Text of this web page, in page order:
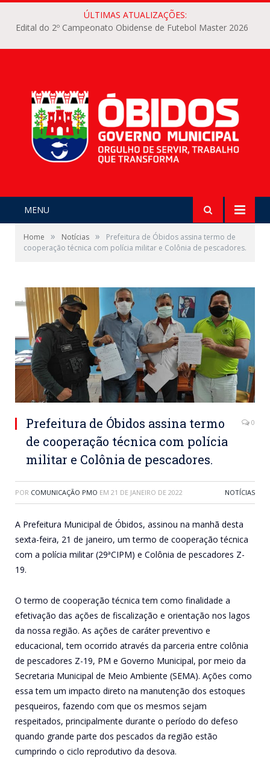
ÚLTIMAS ATUALIZAÇÕES:
Edital do 2º Campeonato Obidense de Futebol Master 2026
MENU
Home » Notícias »
Prefeitura de Óbidos assina termo de
cooperação técnica com polícia militar e Colônia de pescadores.
Prefeitura de Óbidos assina termo
de cooperação técnica com polícia
militar e Colônia de pescadores.
0
POR COMUNICAÇÃO PMO EM 21 DE JANEIRO DE 2022 NOTÍCIAS
A Prefeitura Municipal de Óbidos, assinou na manhã desta
sexta-feira, 21 de janeiro, um termo de cooperação técnica
com a polícia militar (29ªCIPM) e Colônia de pescadores Z-
19.
O termo de cooperação técnica tem como finalidade a
efetivação das ações de fiscalização e orientação nos lagos
da nossa região. As ações de caráter preventivo e
educacional, tem ocorrido através da parceria entre colônia
de pescadores Z-19, PM e Governo Municipal, por meio da
Secretaria Municipal de Meio Ambiente (SEMA). Ações como
essa tem um impacto direto na manutenção dos estoques
pesqueiros, fazendo com que os mesmos sejam
respeitados, principalmente durante o período do defeso
quando grande parte dos pescados da região estão
cumprindo o ciclo reprodutivo da desova.